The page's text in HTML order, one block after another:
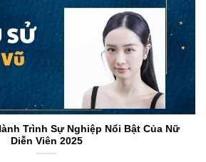
Trình Sự Nghiệp Nổi Bật Của Nữ
Diễn Viên 2025